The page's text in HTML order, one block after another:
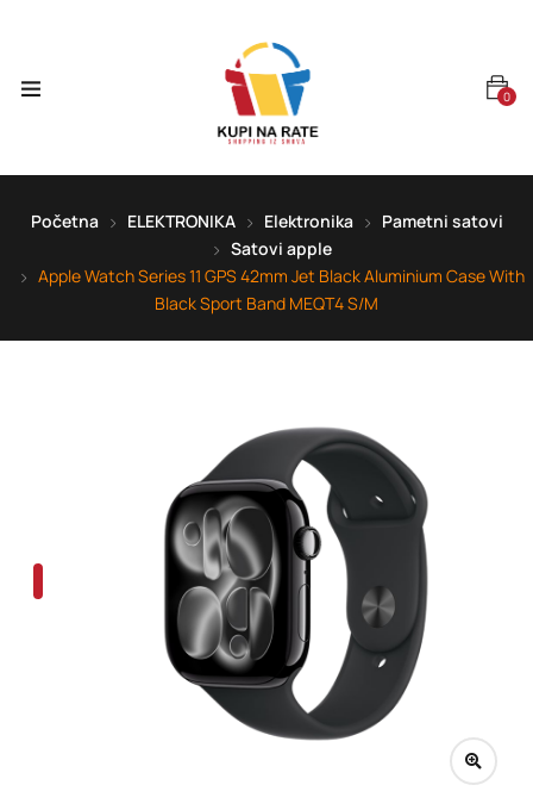
0
Početna ELEKTRONIKA Elektronika
Pametni satovi
Satovi apple
Apple Watch Series 11 GPS 42mm Jet Black Aluminium Case With
Black Sport Band MEQT4 S/M